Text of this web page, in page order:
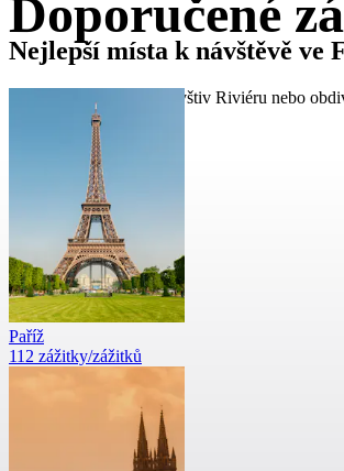
Doporučené
Popíjej kávu v Paříži, navštiv Riviéru nebo
Nejlepší místa k návštěvě ve
Paříž
112 zážitky/zážitků